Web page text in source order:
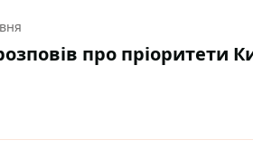
про пріоритети